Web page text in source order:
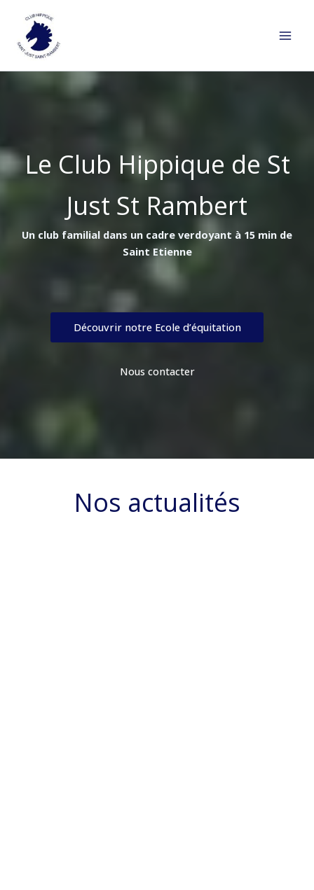
contenu
Le Club Hippique de St
Just St Rambert
Un club familial dans un cadre verdoyant à 15 min de
Saint Etienne
Découvrir notre Ecole d’équitation
Nous contacter
Nos actualités